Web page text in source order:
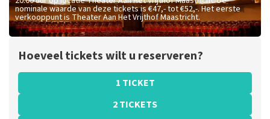
nominale waarde van deze tickets is€47,- tot €52,-. Het eerste
verkooppunt is Theater Aan Het Vrijthof Maastricht.
Hoeveel tickets wilt u reserveren?
1 TICKET
2 TICKETS